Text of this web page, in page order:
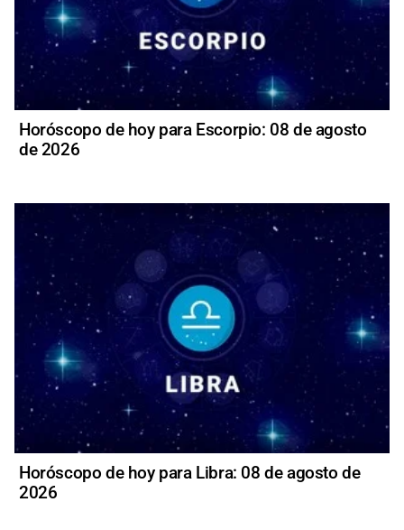
Horóscopo de hoy para Escorpio: 08 de agosto
de 2026
Horóscopo de hoy para Libra: 08 de agosto de
2026